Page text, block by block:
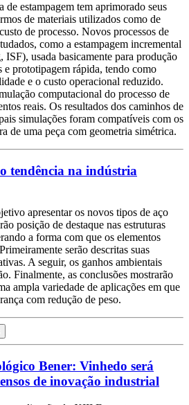
de estampagem tem aprimorado seus
de materiais utilizados como de
de processo. Novos processos de
como a estampagem incremental
usada basicamente para produção
e prototipagem rápida, tendo como
e o custo operacional reduzido.
computacional do processo de
reais. Os resultados dos caminhos de
simulações foram compatíveis com os
de uma peça com geometria simétrica.
tendência na indústria
apresentar os novos tipos de aço
posição de destaque nas estruturas
a forma com que os elementos
serão descritas suas
A seguir, os ganhos ambientais
Finalmente, as conclusões mostrarão
ampla variedade de aplicações em que
com redução de peso.
Bener: Vinhedo será
de inovação industrial